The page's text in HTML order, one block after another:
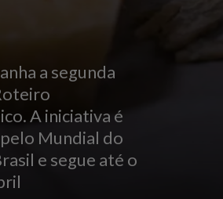
a segunda
A iniciativa é
Mundial do
e segue até o